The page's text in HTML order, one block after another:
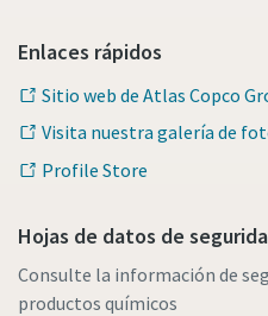
Enlaces rápidos
Sitio web de Atlas Copco
Visita nuestra galería de
Profile Store
Hojas de datos de
Consulte la información de
productos químicos